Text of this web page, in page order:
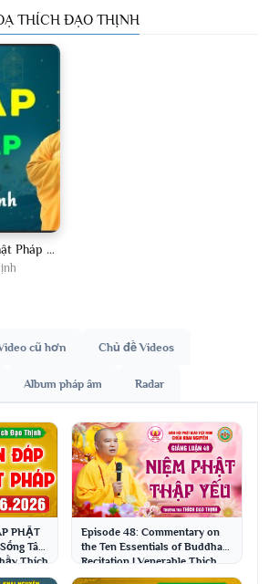
THÍCH ĐẠO THỊNH
Trích Đoạn Vấn Đáp Phật Pháp 2026
cũ hơn Chủ đề Videos
Album pháp âm Radar
PHẬT
Tâm
Thích
Episode 48: Commentary on
the Ten Essentials of Buddha
Recitation | Venerable Thich
Dao Thinh